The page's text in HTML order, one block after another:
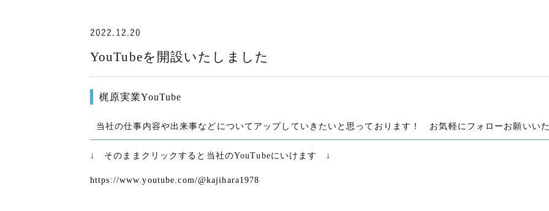
2022.12.20
YouTubeを開設いたしました
梶原実業YouTube
当社の仕事内容や出来事などについてアップしていきたいと思っております！ お気軽にフォローお願いい
↓ そのままクリックすると当社のYouTubeにいけます ↓
https://www.youtube.com/@kajihara1978